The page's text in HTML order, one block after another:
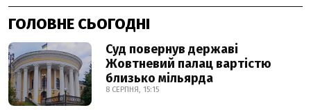
ГОЛОВНЕ СЬОГОДНІ
Суд повернув державі
Жовтневий палац вартістю
близько мільярда
8 СЕРПНЯ, 15:15